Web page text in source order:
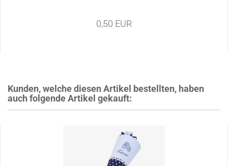
0,50 EUR
Kunden, welche diesen Artikel bestellten, haben
auch folgende Artikel gekauft: